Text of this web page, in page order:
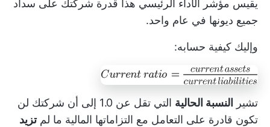
يقيس مؤشر الأداء الرئيسي هذا قدرة شركتك على سداد
جميع ديونها في عام واحد.
وإليك كيفية حسابه:
تشير النسبة الحالية
التي تقل عن 1.0 إلى أن شركتك لن
تكون قادرة على التعامل مع التزاماتها المالية ما لمتزيد